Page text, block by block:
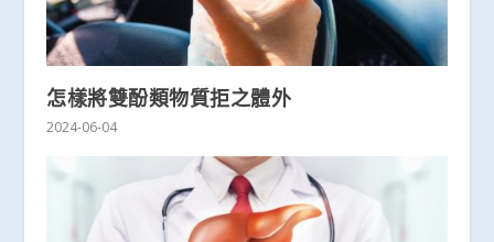
怎樣將雙酚類物質拒之體外
2024-06-04